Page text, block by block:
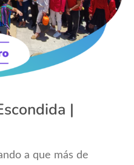
|
a que más de